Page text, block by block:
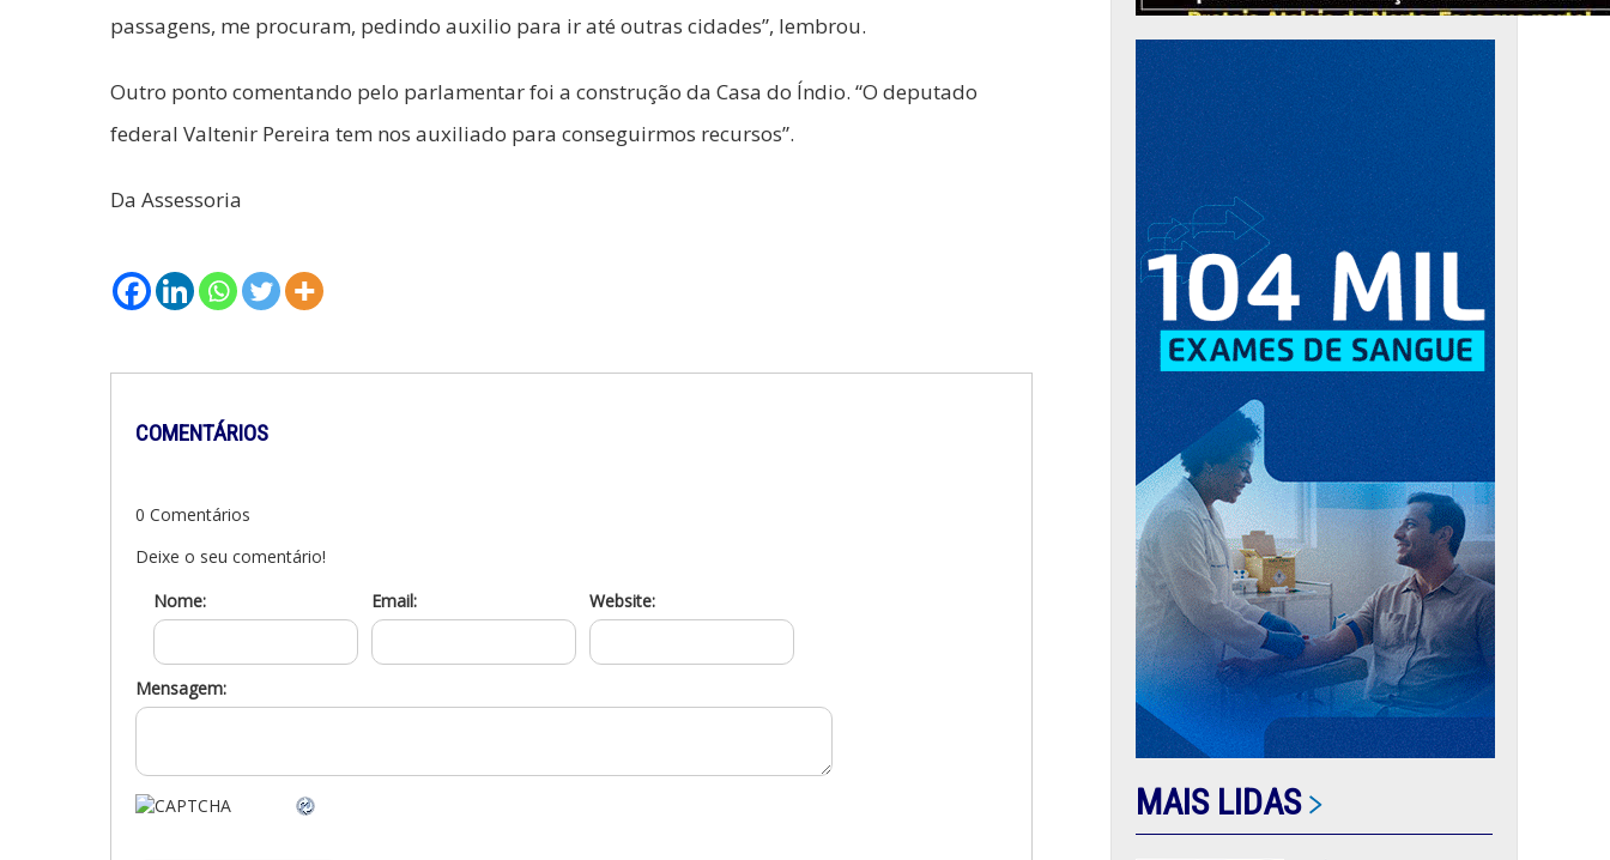
passagens, me procuram, pedindo auxilio para ir até outras cidades”, lembrou.
Outro ponto comentando pelo parlamentar foi a construção da Casa do Índio. “O deputado
federal Valtenir Pereira tem nos auxiliado para conseguirmos recursos”.
Da Assessoria
COMENTÁRIOS
0 Comentários
Deixe o seu comentário!
Nome:
Email: Website:
Mensagem:
MAIS LIDAS